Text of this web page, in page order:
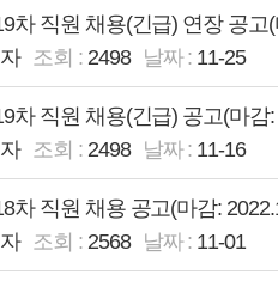
차 직원 채용(긴급) 연장 공고(
2498 11-25
차 직원 채용(긴급) 공고(마감:
2498 11-16
차 직원 채용 공고(마감:
2568 11-01